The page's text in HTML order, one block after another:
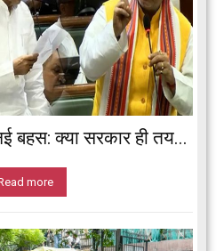
नई बहस: क्या सरकार ही तय...
more